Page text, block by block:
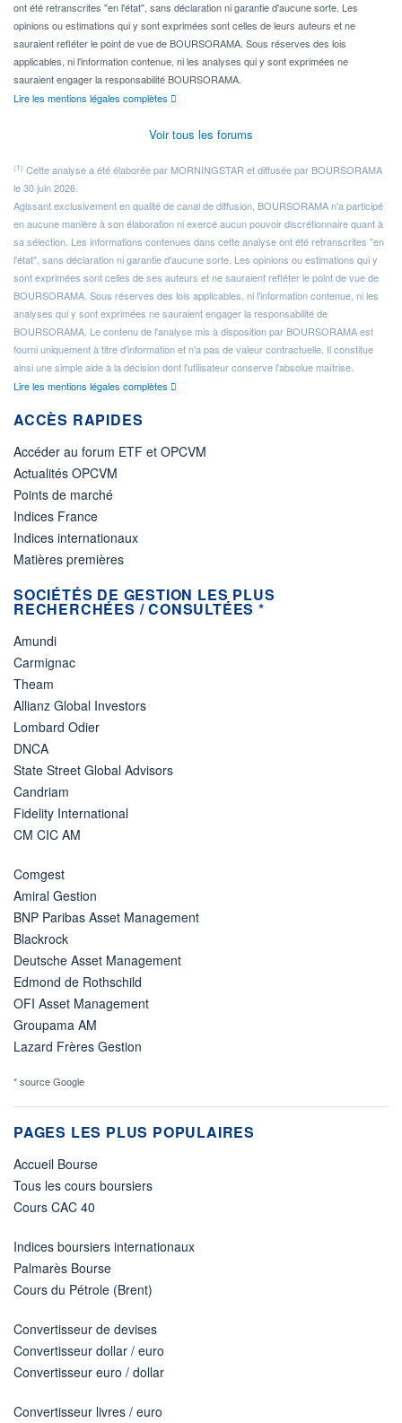
ont été retranscrites "en l'état", sans déclaration ni garantie d'aucune sorte. Les
opinions ou estimations qui y sont exprimées sont celles de leurs auteurs et ne
sauraient refléter le point de vue de BOURSORAMA. Sous réserves des lois
applicables, ni l'information contenue, ni les analyses qui y sont exprimées ne
sauraient engager la responsabilité BOURSORAMA.
Lire les mentions légales complètes
Voir tous les forums
(1) Cette analyse a été élaborée par MORNINGSTAR et diffusée par BOURSORAMA
le 30 juin 2026.
Agissant exclusivement en qualité de canal de diffusion, BOURSORAMA n'a participé
en aucune manière à son élaboration ni exercé aucun pouvoir discrétionnaire quant à
sa sélection. Les informations contenues dans cette analyse ont été retranscrites "en
l'état", sans déclaration ni garantie d'aucune sorte. Les opinions ou estimations qui y
sont exprimées sont celles de ses auteurs et ne sauraient refléter le point de vue de
BOURSORAMA. Sous réserves des lois applicables, ni l'information contenue, ni les
analyses qui y sont exprimées ne sauraient engager la responsabilité de
BOURSORAMA. Le contenu de l'analyse mis à disposition par BOURSORAMA est
fourni uniquement à titre d'information et n'a pas de valeur contractuelle. Il constitue
ainsi une simple aide à la décision dont l'utilisateur conserve l'absolue maîtrise.
Lire les mentions légales complètes
ACCÈS RAPIDES
Accéder au forum ETF et OPCVM
Actualités OPCVM
Points de marché
Indices France
Indices internationaux
Matières premières
SOCIÉTÉS DE GESTION LES PLUS
RECHERCHÉES / CONSULTÉES *
Amundi
Carmignac
Theam
Allianz Global Investors
Lombard Odier
DNCA
State Street Global Advisors
Candriam
Fidelity International
CM CIC AM
Comgest
Amiral Gestion
BNP Paribas Asset Management
Blackrock
Deutsche Asset Management
Edmond de Rothschild
OFI Asset Management
Groupama AM
Lazard Frères Gestion
* source Google
PAGES LES PLUS POPULAIRES
Accueil Bourse
Tous les cours boursiers
Cours CAC 40
Indices boursiers internationaux
Palmarès Bourse
Cours du Pétrole (Brent)
Convertisseur de devises
Convertisseur dollar / euro
Convertisseur euro / dollar
Convertisseur livres / euro